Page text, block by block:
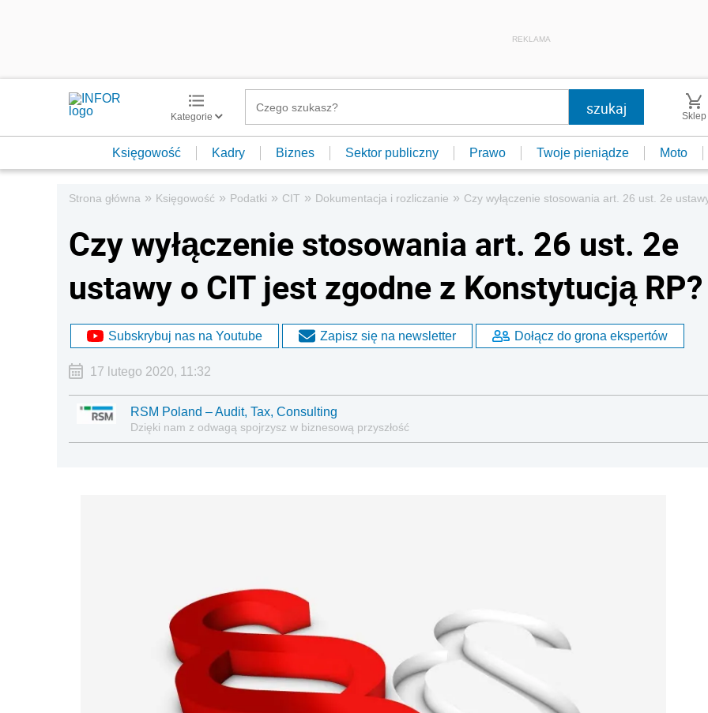
REKLAMA
Kategorie Sklep
Księgowość Kadry Biznes Sektor publiczny Prawo Twoje pieniądze Moto
Strona główna » Księgowość » Podatki » CIT » Dokumentacja i rozliczanie » Czy wyłączenie stosowania art. 26 ust. 2e
Czy wyłączenie stosowania art. 26 ust. 2e
ustawy o CIT jest zgodne z Konstytucją RP?
Subskrybuj nas na Youtube Zapisz się na newsletter Dołącz do grona ekspertów
17 lutego 2020, 11:32
RSM Poland – Audit, Tax, Consulting
Dzięki nam z odwagą spojrzysz w biznesową przyszłość